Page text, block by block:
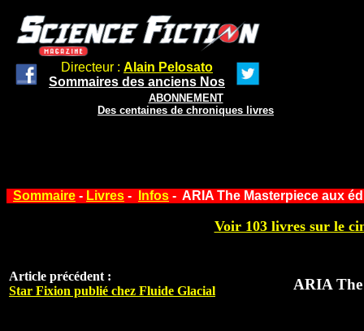
Directeur : Alain Pelosato
Sommaires des anciens Nos
ABONNEMENT
Des centaines de chroniques livres
Sommaire - Livres - Infos - ARIA The Masterpiece aux
Voir 103 livres sur le
Article précédent :
Star Fixion publié chez Fluide Glacial
ARIA